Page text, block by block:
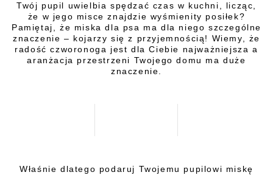
Twój pupil uwielbia spędzać czas w kuchni, licząc,
że w jego misce znajdzie wyśmienity posiłek?
Pamiętaj, że miska dla psa ma dla niego szczególne
znaczenie – kojarzy się z przyjemnością! Wiemy, że
radość czworonoga jest dla Ciebie najważniejsza a
aranżacja przestrzeni Twojego domu ma duże
znaczenie.
Właśnie dlatego podaruj Twojemu pupilowi miskę